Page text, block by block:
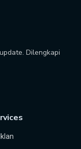
Dilengkapi